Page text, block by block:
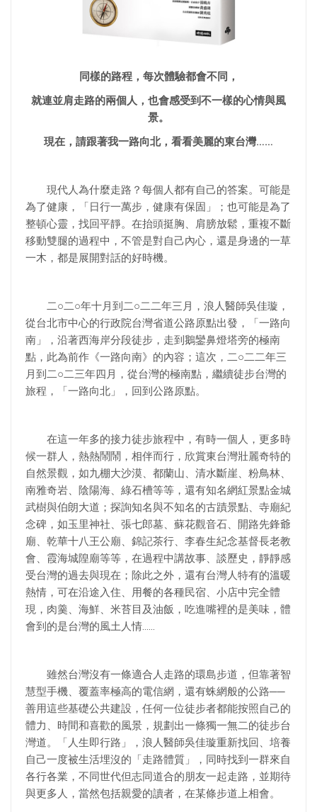
同樣的路程，每次體驗都會不同，
就連並肩走路的兩個人，也會感受到不一樣的心情與風
景。
現在，請跟著我一路向北，看看美麗的東台灣……
現代人為什麼走路？每個人都有自己的答案。可能是
為了健康，「日行一萬步，健康有保固」；也可能是為了
整頓心靈，找回平靜。在抬頭挺胸、肩膀放鬆，重複不斷
移動雙腿的過程中，不管是對自己內心，還是身邊的一草
一木，都是展開對話的好時機。
二○二○年十月到二○二二年三月，浪人醫師吳佳璇，
從台北市中心的行政院台灣省道公路原點出發，「一路向
南」，沿著西海岸分段徒步，走到鵝鑾鼻燈塔旁的極南
點，此為前作《一路向南》的內容；這次，二○二二年三
月到二○二三年四月，從台灣的極南點，繼續徒步台灣的
旅程，「一路向北」，回到公路原點。
在這一年多的接力徒步旅程中，有時一個人，更多時
候一群人，熱熱鬧鬧，相伴而行，欣賞東台灣壯麗奇特的
自然景觀，如九棚大沙漠、都蘭山、清水斷崖、粉鳥林、
南雅奇岩、陰陽海、綠石槽等等，還有知名網紅景點金城
武樹與伯朗大道；探詢知名與不知名的古蹟景點、寺廟紀
念碑，如玉里神社、張七郎墓、蘇花觀音石、開路先鋒爺
廟、乾華十八王公廟、錦記茶行、李春生紀念基督長老教
會、霞海城隍廟等等，在過程中講故事、談歷史，靜靜感
受台灣的過去與現在；除此之外，還有台灣人特有的溫暖
熱情，可在沿途入住、用餐的各種民宿、小店中完全體
現，肉羹、海鮮、米苔目及油飯，吃進嘴裡的是美味，體
會到的是台灣的風土人情……
雖然台灣沒有一條適合人走路的環島步道，但靠著智
慧型手機、覆蓋率極高的電信網，還有蛛網般的公路──
善用這些基礎公共建設，任何一位徒步者都能按照自己的
體力、時間和喜歡的風景，規劃出一條獨一無二的徒步台
灣道。「人生即行路」，浪人醫師吳佳璇重新找回、培養
自己一度被生活埋沒的「走路體質」，同時找到一群來自
各行各業，不同世代但志同道合的朋友一起走路，並期待
與更多人，當然包括親愛的讀者，在某條步道上相會。